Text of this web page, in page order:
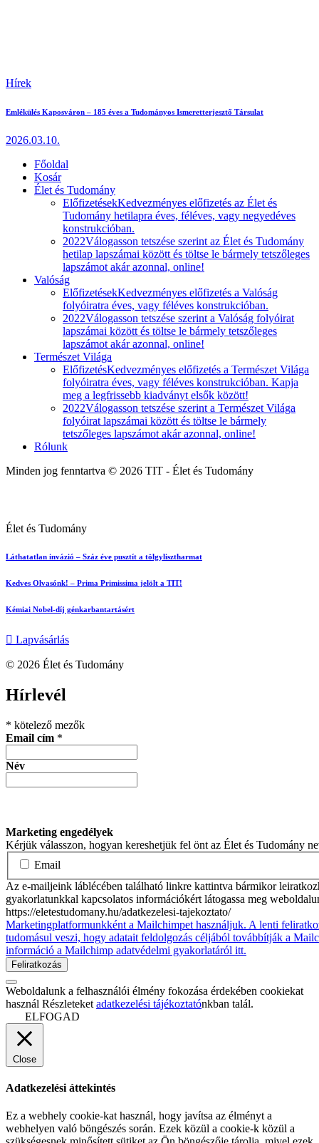
Hírek
Emlékülés Kaposváron – 185 éves a Tudományos Ismeretterjesztő Társulat
2026.03.10.
Főoldal
Kosár
Élet és Tudomány
ElőfizetésekKedvezményes előfizetés az Élet és
Tudomány hetilapra éves, féléves, vagy negyedéves
konstrukcióban.
2022Válogasson tetszése szerint az Élet és Tudomány
hetilap lapszámai között és töltse le bármely tetszőleges
lapszámot akár azonnal, online!
Valóság
ElőfizetésekKedvezményes előfizetés a Valóság
folyóiratra éves, vagy féléves konstrukcióban.
2022Válogasson tetszése szerint a Valóság folyóirat
lapszámai között és töltse le bármely tetszőleges
lapszámot akár azonnal, online!
Természet Világa
ElőfizetésKedvezményes előfizetés a Természet Világa
folyóiratra éves, vagy féléves konstrukcióban. Kapja
meg a legfrissebb kiadványt elsők között!
2022Válogasson tetszése szerint a Természet Világa
folyóirat lapszámai között és töltse le bármely
tetszőleges lapszámot akár azonnal, online!
Rólunk
Minden jog fenntartva © 2026 TIT - Élet és Tudomány
Élet és Tudomány
Láthatatlan invázió – Száz éve pusztít a tölgylisztharmat
Kedves Olvasónk! – Prima Primissima jelölt a TIT!
Kémiai Nobel-díj génkarbantartásért
Lapvásárlás
© 2026 Élet és Tudomány
facebook-
1
youtube-
1
email
Hírlevél
* kötelező mezők
Email cím *
Név
Marketing engedélyek
Kérjük válasszon, hogyan kereshetjük fel önt az Élet és Tudomány
Email
Az e-mailjeink láblécében található linkre kattintva bármikor
gyakorlatunkkal kapcsolatos információkért látogassa meg
https://eletestudomany.hu/adatkezelesi-tajekoztato/
Marketingplatformunkként a Mailchimpet használjuk. A lenti
tudomásul veszi, hogy adatait feldolgozás céljából továbbítják a
információ a Mailchimp adatvédelmi gyakorlatáról itt.
Weboldalunk a felhasználói élmény fokozása érdekében cookiekat
használ Részleteket adatkezelési tájékoztatónkban talál.
ELFOGAD
Close
Adatkezelési áttekintés
Ez a webhely cookie-kat használ, hogy javítsa az élményt a
webhelyen való böngészés során. Ezek közül a cookie-k közül a